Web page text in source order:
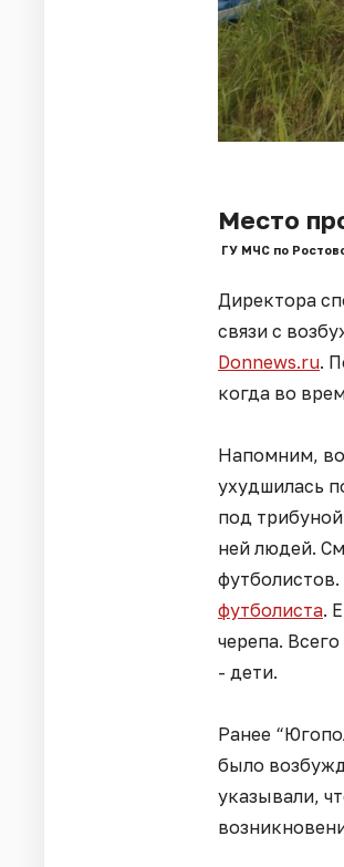
Место
ГУ МЧС по
Директора
связи с
Donnews.ru.
когда во
Напомним,
ухудшилась
под
ней людей.
футболиста.
черепа.
- дети.
Ранее
было
указывали,